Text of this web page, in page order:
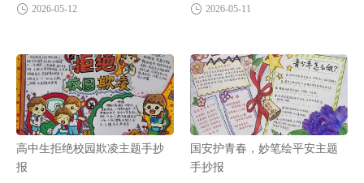
2026-05-12 2026-05-11
高中生拒绝校园欺凌主题手抄
报
国安护青春，妙笔绘平安主题
手抄报